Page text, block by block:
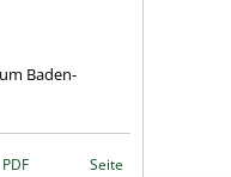
Baden-
PDF
Seite